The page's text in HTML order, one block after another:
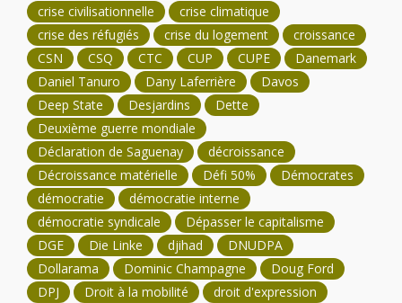
crise civilisationnelle
crise climatique
crise des réfugiés
crise du logement
croissance
CSN
CSQ CTC CUP CUPE
Danemark
Daniel Tanuro
Dany Laferrière
Davos
Deep State
Desjardins
Dette
Deuxième guerre mondiale
Déclaration de Saguenay
décroissance
Décroissance matérielle
Défi 50%
Démocrates
démocratie
démocratie interne
démocratie syndicale
Dépasser le capitalisme
DGE
Die Linke djihad
DNUDPA
Dollarama
Dominic Champagne
Doug Ford
DPJ
Droit à la mobilité
droit d'expression